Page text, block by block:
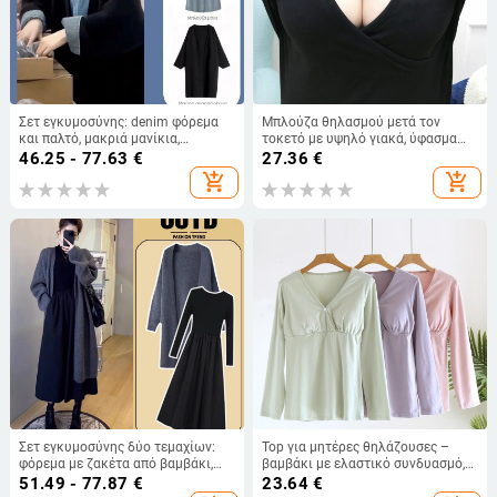
Σετ εγκυμοσύνης: denim φόρεμα
και παλτό, μακριά μανίκια,
ακρυλικό ύφασμα, φούστα μίντι
ακανόνιστη, αστικό στυλ μόδας
46.25 - 77.63 €
add_shopping_cart
Μπλούζα θηλασμού μετά τον
τοκετό με υψηλό γιακά, ύφασμα
modal μίγμα (90–95% modal, 2%
πουλόβερ με άνοιγμα για θηλασμό
27.36 €
add_shopping_cart
Σετ εγκυμοσύνης δύο τεμαχίων:
φόρεμα με ζακέτα από βαμβάκι,
μακριά μανίκια, καλλιτεχνικό
51.49 - 77.87 €
Top για μητέρες θηλάζουσες –
βαμβάκι με ελαστικό συνδυασμό,
μακριά μανίκια, V-λαιμός,
23.64€